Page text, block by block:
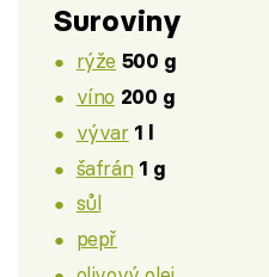
Suroviny
rýže 500 g
víno 200 g
vývar 1 l
šafrán 1 g
sůl
pepř